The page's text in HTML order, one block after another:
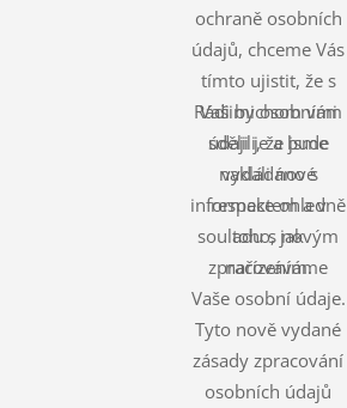
ochraně osobních
údajů, chceme Vás
tímto ujistit, že s
Vašimi osobními
údaji je a bude
nakládáno s
respektem a v
souladu s novým
nařízením.
Rádi bychom vám
sdělili, že jsme
vydali nové
informace ohledně
toho, jak
zpracováváme
Vaše osobní údaje.
Tyto nově vydané
zásady zpracování
osobních údajů